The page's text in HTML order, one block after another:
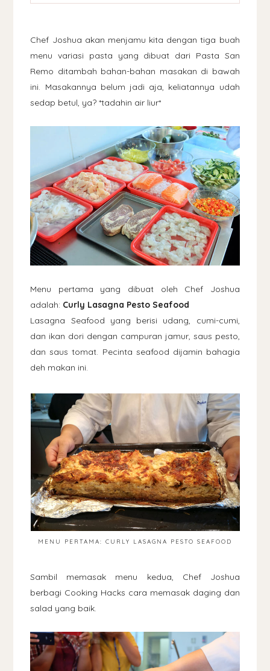
Chef Joshua akan menjamu kita dengan tiga buah
menu variasi pasta yang dibuat dari Pasta San
Remo ditambah bahan-bahan masakan di bawah
ini. Masakannya belum jadi aja, keliatannya udah
sedap betul, ya? *tadahin air liur*
Menu pertama yang dibuat oleh Chef Joshua
adalah: Curly Lasagna Pesto Seafood
Lasagna Seafood yang berisi udang, cumi-cumi,
dan ikan dori dengan campuran jamur, saus pesto,
dan saus tomat. Pecinta seafood dijamin bahagia
deh makan ini.
MENU PERTAMA: CURLY LASAGNA PESTO SEAFOOD
Sambil memasak menu kedua, Chef Joshua
berbagi Cooking Hacks cara memasak daging dan
salad yang baik.